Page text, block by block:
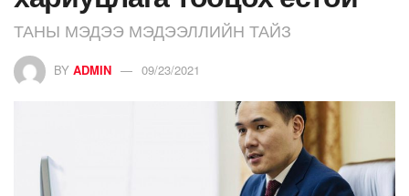
ТАНЫ МЭДЭЭ МЭДЭЭЛЛИЙН ТАЙЗ
BY ADMIN 09/23/2021